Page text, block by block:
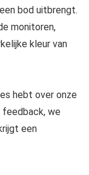
bod uitbrengt.
monitoren,
kleur van
hebt over onze
feedback, we
een